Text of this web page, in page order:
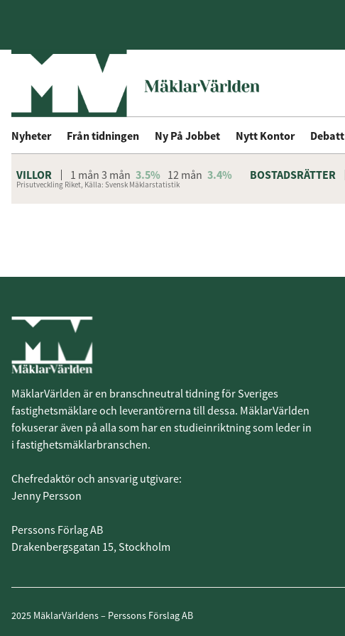
Nyheter Från tidningen Ny På Jobbet Nytt Kontor Debatt
VILLOR 1 mån 3 mån 3.5% 12 mån 3.4% BOSTADSRÄTTER
Prisutveckling Riket, Källa: Svensk Mäklarstatistik
MäklarVärlden är en branschneutral tidning för Sveriges
fastighetsmäklare och leverantörerna till dessa. MäklarVärlden
fokuserar även på alla som har en studieinriktning som leder in
i fastighetsmäklarbranschen.
Chefredaktör och ansvarig utgivare:
Jenny Persson
Perssons Förlag AB
Drakenbergsgatan 15, Stockholm
2025 MäklarVärldens – Perssons Förslag AB